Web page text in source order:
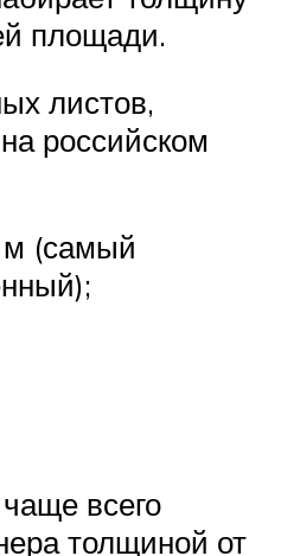
площади.
листов,
российском
м (самый
всего
толщиной от